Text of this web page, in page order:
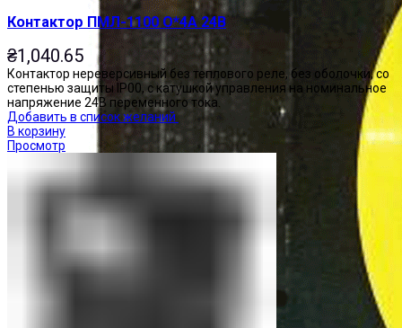
Контактор ПМЛ-1100 О*4А 24В
₴1,040.65
Контактор нереверсивный без теплового реле, без оболочки, со
степенью защиты IP00, с катушкой управления на номинальное
напряжение 24В переменного тока.
Добавить в список желаний
В корзину
Просмотр